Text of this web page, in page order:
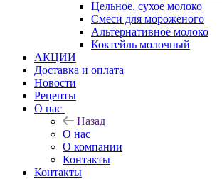
Цельное, сухое молоко
Смеси для мороженого
Альтернативное молоко
Коктейль молочный
АКЦИИ
Доставка и оплата
Новости
Рецепты
О нас
Назад
О нас
О компании
Контакты
Контакты